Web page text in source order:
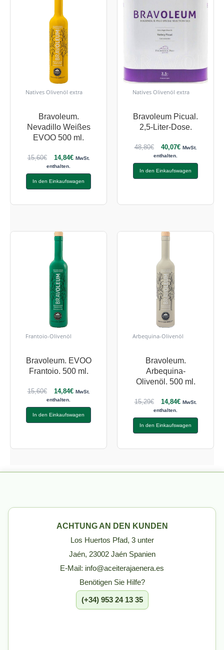
Natives Olivenöl extra
Bravoleum.
Nevadillo Weißes
EVOO 500 ml.
15,60€ 14,84€ MwSt.
enthalten.
In den Einkaufswagen
Natives Olivenöl extra
Bravoleum Picual.
2,5-Liter-Dose.
48,80€ 40,07€ MwSt.
enthalten.
In den Einkaufswagen
Frantoio-Olivenöl
Bravoleum. EVOO
Frantoio. 500 ml.
15,60€ 14,84€ MwSt.
enthalten.
In den Einkaufswagen
Arbequina-Olivenöl
Bravoleum.
Arbequina-
Olivenöl. 500 ml.
15,29€ 14,84€ MwSt.
enthalten.
In den Einkaufswagen
ACHTUNG AN DEN KUNDEN
Los Huertos Pfad, 3 unter
Jaén, 23002 Jaén Spanien
E-Mail: info@aceiterajaenera.es
Benötigen Sie Hilfe?
(+34) 953 24 13 35